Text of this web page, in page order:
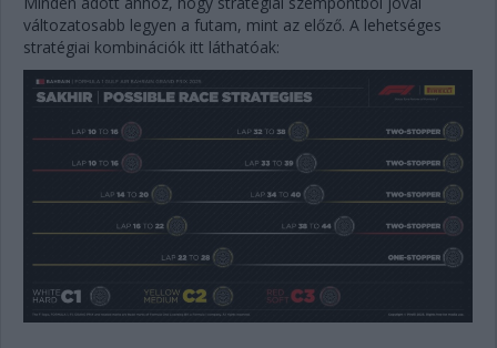
változatosabb legyen a futam, mint az előző. A lehetséges
stratégiai kombinációk itt láthatóak: